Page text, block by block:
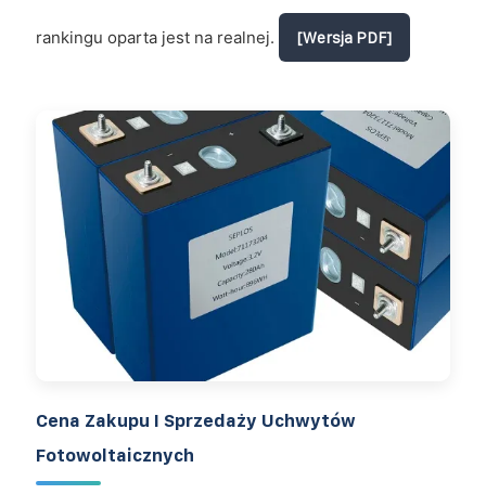
rankingu oparta jest na realnej. [Wersja PDF]
Cena Zakupu I Sprzedaży Uchwytów
Fotowoltaicznych